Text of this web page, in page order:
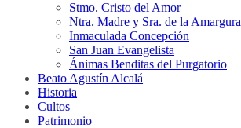
Stmo. Cristo del Amor
Ntra. Madre y Sra. de la Amargura
Inmaculada Concepción
San Juan Evangelista
Ánimas Benditas del Purgatorio
Beato Agustín Alcalá
Historia
Cultos
Patrimonio